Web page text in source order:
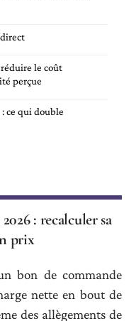
le coût
perçue
ce qui double
: recalculer sa
prix
bon de commande
nette en bout de
des allègements de